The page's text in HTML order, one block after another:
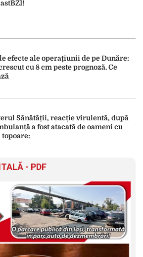
efecte ale operațiunii de pe Dunăre:
cu 8 cm peste prognoză. Ce
Sănătății, reacție virulentă, după
a fost atacată de oameni cu
topoare:
- PDF